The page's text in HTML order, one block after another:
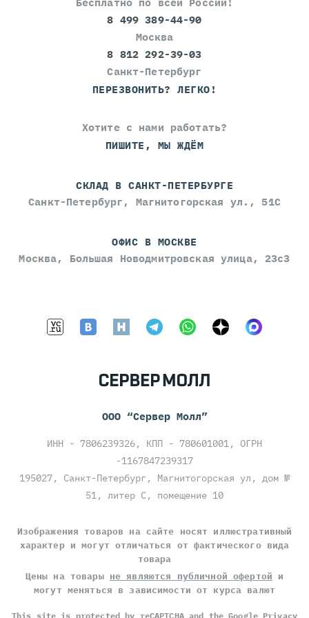
отдел категорически не хочет помогать
свой план. Помощи по работе в программе 1с
никто не получает.
СЕРВЕР МОЛЛ :
Благодарим вас за ваш отзыв!
Для нас важно, что вы нашли
сильные стороны и вовремя
определять зоны роста. Рады,
времени обеденного перерыва. Мы
приняли во внимание вашу
стойкий баланс между
поделились своим мнением! Мы
которые дают нам возможность
улучшить рабочие процессы.
Отзыв сотрудника
Молодая, амбициозная команда всегда готова
помочь и поделиться опытом, что создает
невероятно дружелюбную и мотивирующую
атмосферу. Зарплата приходит всегда вовремя.
Основная ставка вполне нормальная, но
8 499 389-44-90
Москва
8 812 292-39-03
Санкт-Петербург
ПЕРЕЗВОНИТЬ? ЛЕГКО!
Хотите с нами работать?
ПИШИТЕ, МЫ ЖДЁМ
СКЛАД В САНКТ-ПЕТЕРБУРГЕ
Санкт-Петербург, Магнитогорская ул., 51С
ОФИС В МОСКВЕ
Москва, Большая Новодмитровская улица, 23с3
ООО “Сервер Молл”
ИНН - 7806239326, КПП - 780601001, ОГРН
-1167847239317
195027, Санкт-Петербург, Магнитогорская ул, дом №
51, литер С, помещение 10
Изображения товаров на сайте носят иллюстративный
характер и могут отличаться от фактического вида
товара
Цены на товары не являются публичной офертой и
могут меняться в зависимости от курса валют
This site is protected by reCAPTCHA and the Google Privacy